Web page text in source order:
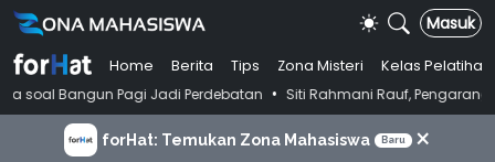
Masuk
Home Berita Tips Zona Misteri
Kelas Pelatihan
Pagi Jadi Perdebatan • Siti Rahmani Rauf, Pengarang Buku
forHat: Temukan Zona Mahasiswa Baru ×